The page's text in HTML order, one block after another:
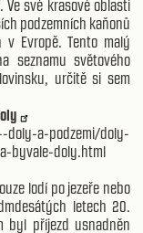
své krasové oblasti
podzemních kaňonů
Evropě. Tento malý
seznamu světového
určitě si sem
doly-a-podzemi/doly-
byvale-doly.html
lodí po jezeře nebo
letech 20.
byl příjezd usnadněn